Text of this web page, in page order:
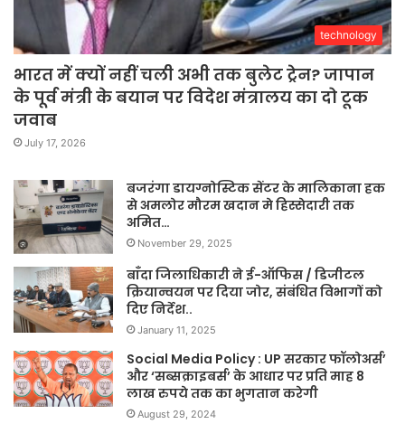
technology
भारत में क्यों नहीं चली अभी तक बुलेट ट्रेन? जापान
के पूर्व मंत्री के बयान पर विदेश मंत्रालय का दो टूक
जवाब
July 17, 2026
बजरंगा डायग्नोस्टिक सेंटर के मालिकाना हक
से अमलोर मौरम खदान मे हिस्सेदारी तक
अमित…
November 29, 2025
बाँदा जिलाधिकारी ने ई-ऑफिस / डिजीटल
क्रियान्वयन पर दिया जोर, संबंधित विभागों को
दिए निर्देश..
January 11, 2025
Social Media Policy : UP सरकार फॉलोअर्स’
और ‘सब्सक्राइबर्स’ के आधार पर प्रति माह 8
लाख रुपये तक का भुगतान करेगी
August 29, 2024